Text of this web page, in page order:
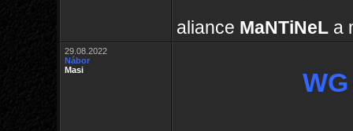
aliance MaNTiNeL a
29.08.2022
Nábor
Masi